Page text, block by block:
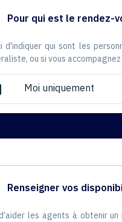
Pour qui est le rendez-
d'indiquer qui sont les
ou si vous
Moi uniquement
Renseigner vos
les agents à obtenir